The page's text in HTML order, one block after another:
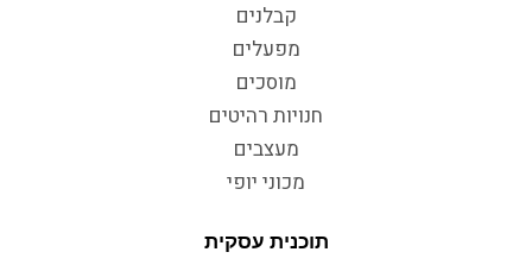
קבלנים
מפעלים
מוסכים
חנויות רהיטים
מעצבים
מכוני יופי
תוכנית עסקית